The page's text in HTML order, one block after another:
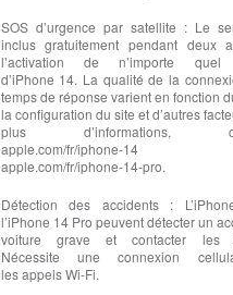
SOS d’urgence par satellite :Le
inclus gratuitement pendant deux
l’activation de n’importe quel
d’iPhone 14. La qualité de la
temps de réponse varient en fonction
la configuration du site et d’autres
plus d’informations,
apple.com/fr/
apple.com/fr/iphone‑14‑pro.
Détection des accidents :
l’iPhone 14 Pro peuvent détecter un
voiture grave et contacter les
Nécessite une connexion
les appels Wi‑Fi.